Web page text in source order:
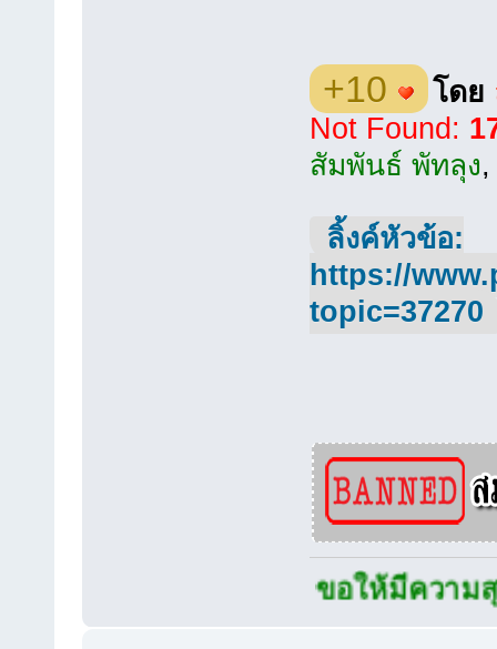
+10 โดย
Not Found:
สัมพันธ์ พัทลุง
ลิ้งค์หัวข้อ:
https://
topic=37270
ขอให้มีความสุขกับ